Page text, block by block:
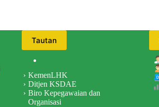
Tautan
KemenLHK
Ditjen KSDAE
Biro Kepegawaian dan
Organisasi